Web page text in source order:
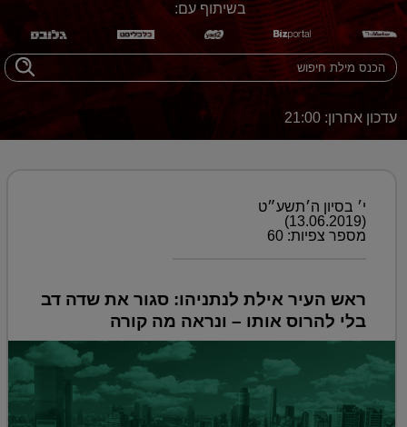
בשיתוף עם:
עדכון אחרון: 21:00
י׳ בסיון ה׳תשע״ט
(13.06.2019)
מספר צפיות: 60
ראש העיר אילת לנתניהו: סגור את שדה דב
בלי להרוס אותו – ונראה מה קורה